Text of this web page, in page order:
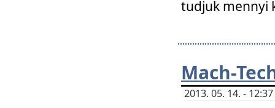
tudjuk mennyi
Mach-
2013. 05. 14. -